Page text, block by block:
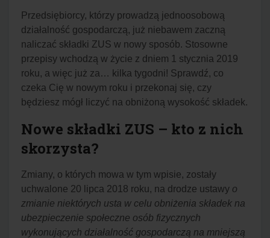
Przedsiębiorcy, którzy prowadzą jednoosobową
działalność gospodarczą, już niebawem zaczną
naliczać składki ZUS w nowy sposób. Stosowne
przepisy wchodzą w życie z dniem 1 stycznia 2019
roku, a więc już za… kilka tygodni! Sprawdź, co
czeka Cię w nowym roku i przekonaj się, czy
będziesz mógł liczyć na obniżoną wysokość składek.
Nowe składki ZUS – kto z nich
skorzysta?
Zmiany, o których mowa w tym wpisie, zostały
uchwalone 20 lipca 2018 roku, na drodze ustawy o
zmianie niektórych usta w celu obniżenia składek na
ubezpieczenie społeczne osób fizycznych
wykonujących działalność gospodarczą na mniejszą